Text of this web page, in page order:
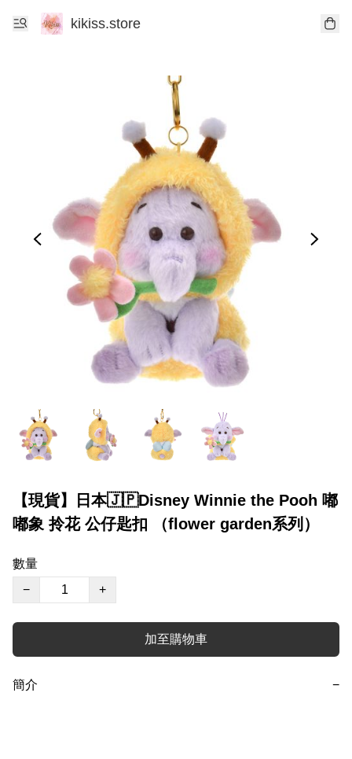
kikiss.store
【現貨】日本🇯🇵Disney Winnie the Pooh 嘟
嘟象 拎花 公仔匙扣 （flower garden系列）
數量
−
+
加至購物車
簡介 −